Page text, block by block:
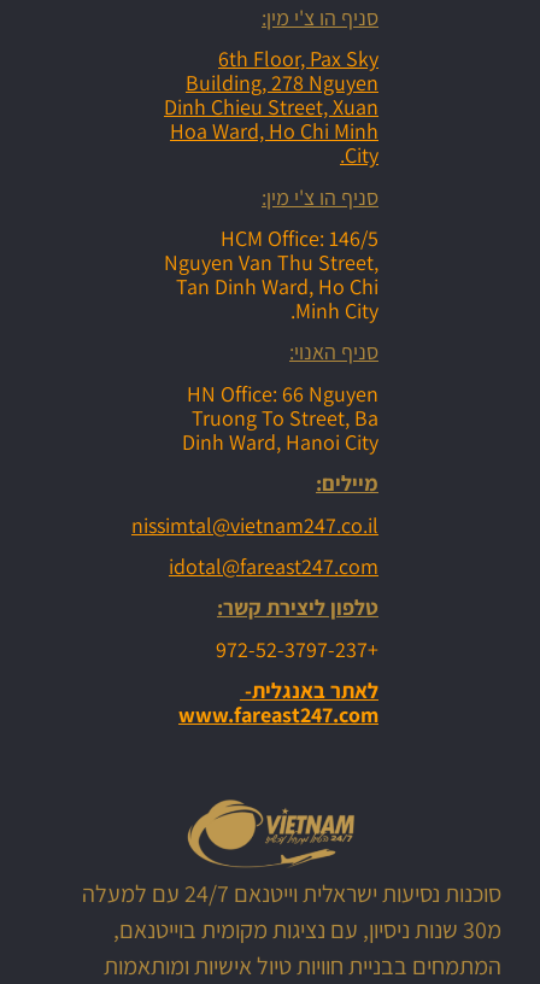
סניף הו צ'י מין:
6th Floor, Pax Sky
Building, 278 Nguyen
Dinh Chieu Street, Xuan
Hoa Ward, Ho Chi Minh
City.
סניף הו צ'י מין:
HCM Office: 146/5
Nguyen Van Thu Street,
Tan Dinh Ward, Ho Chi
Minh City.
סניף האנוי:
HN Office: 66 Nguyen
Truong To Street, Ba
Dinh Ward, Hanoi City
מיילים:
nissimtal@vietnam247.co.il
idotal@fareast247.com
טלפון ליצירת קשר:
+972-52-3797-237
לאתר באנגלית-
www.fareast247.com
סוכנות נסיעות ישראלית וייטנאם 24/7 עם למעלה
מ30 שנות ניסיון, עם נציגות מקומית בוייטנאם,
המתמחים בבניית חוויות טיול אישיות ומותאמות